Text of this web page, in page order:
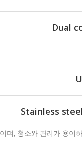
Dual
Stainless
며, 청소와 관리가 용이